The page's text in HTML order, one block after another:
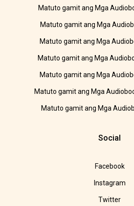
Matuto gamit ang Mga
Matuto gamit ang Mga
Matuto gamit ang Mga
Matuto gamit ang Mga
Matuto gamit ang Mga
Matuto gamit ang Mga
Matuto gamit ang Mga
Social
Facebook
Instagram
Twitter